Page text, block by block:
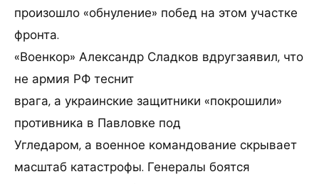
произошло «обнуление» побед на этом участке
фронта.
«Военкор» Александр Сладков вдругзаявил, что
не армия РФ теснит
врага, а украинские защитники «покрошили»
противника в Павловке под
Угледаром, а военное командование скрывает
масштаб катастрофы. Генералы боятся